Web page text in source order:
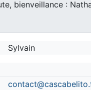
bienveillance :
Sylvain